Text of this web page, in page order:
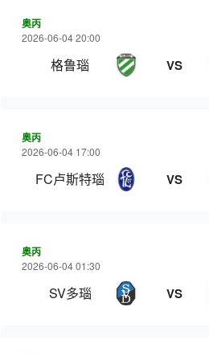
奥丙
2026-06-04 20:00
格鲁瑙 VS
奥丙
2026-06-04 17:00
FC卢斯特瑙 VS
奥丙
2026-06-04 01:30
SV多瑙 VS